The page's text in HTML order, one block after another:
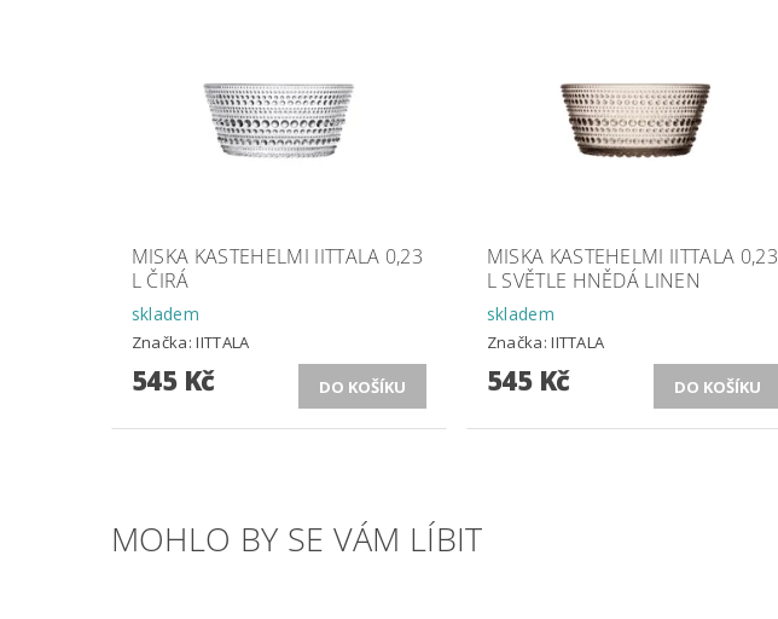
MISKA KASTEHELMI IITTALA 0,23
L ČIRÁ
skladem
Značka:IITTALA
545 Kč
MISKA KASTEHELMI IITTALA 0,23
L SVĚTLE HNĚDÁ LINEN
skladem
Značka:IITTALA
545 Kč
MOHLO BY SE VÁM LÍBIT